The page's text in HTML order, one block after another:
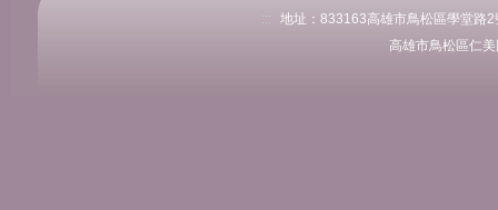
:::
地址：833163高雄市鳥松區學堂
高雄市鳥松區仁